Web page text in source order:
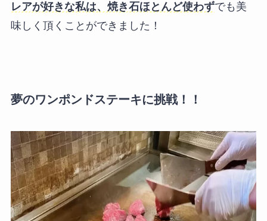
レアが好きな私は、焼き石ほとんど使わずでも美
味しく頂くことができました！
夢のワンポンドステーキに挑戦！！